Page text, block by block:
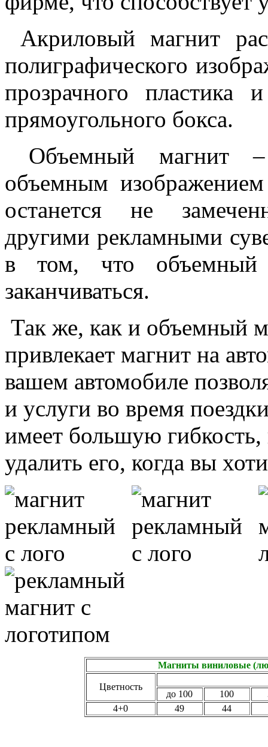
Акриловый магнит
полиграфического
прозрачного пластика
прямоугольного бокса.
Объемный магнит –
объемным
останется не
другими рекламными
в том, что объемный
заканчиваться.
Так же, как и объемный
привлекает магнит на
вашем автомобиле
и услуги во время
имеет большую гибкость,
удалить его, когда вы
Магниты виниловые
Цветность
до 100 100
4+0
49 44